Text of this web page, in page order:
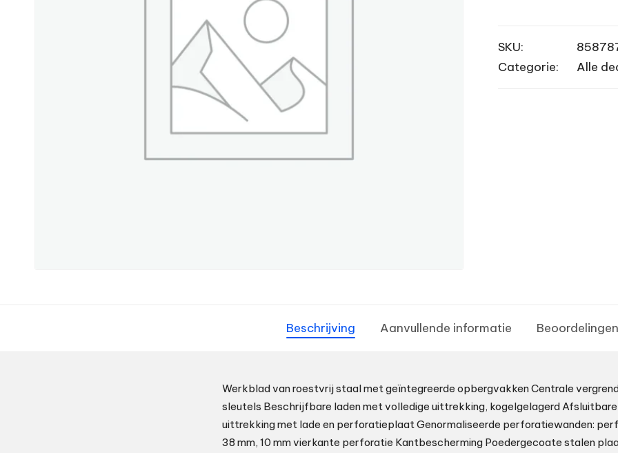
SKU:
Categorie:
Alle
Beschrijving Aanvullende informatie
Werkblad van roestvrij staal met geïntegreerde opbergvakken Centrale
sleutels Beschrijfbare laden met volledige uittrekking, kogelgelagerd
uittrekking met lade en perforatieplaat Genormaliseerde perforatiewanden:
38 mm, 10 mm vierkante perforatie Kantbescherming Poedergecoate stalen